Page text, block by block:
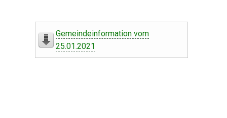
Gemeindeinformation vom
25.01.2021